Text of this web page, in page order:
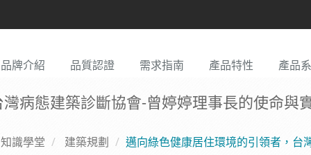
品牌介紹 品質認證 需求指南 產品特性 產品
病態建築診斷協會-曾婷婷理事長的使命與
識學堂 建築規劃 邁向綠色健康居住環境的引領者，台